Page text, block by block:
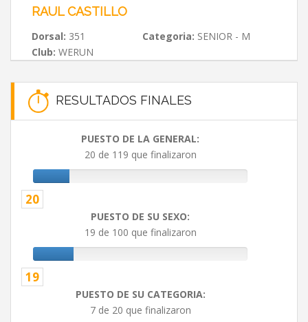
RAUL CASTILLO
Dorsal: 351 Categoria: SENIOR - M
Club: WERUN
RESULTADOS FINALES
PUESTO DE LA GENERAL:
20 de 119 que finalizaron
20
PUESTO DE SU SEXO:
19 de 100 que finalizaron
19
PUESTO DE SU CATEGORIA:
7 de 20 que finalizaron